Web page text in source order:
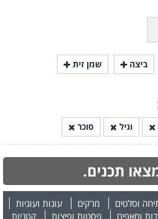
ביצה שמן זית
וניל סוכר
תכנים.
וסלטים מרקים
עוגות ועוגיות
ומאפים פסטות ופיצות קטניות